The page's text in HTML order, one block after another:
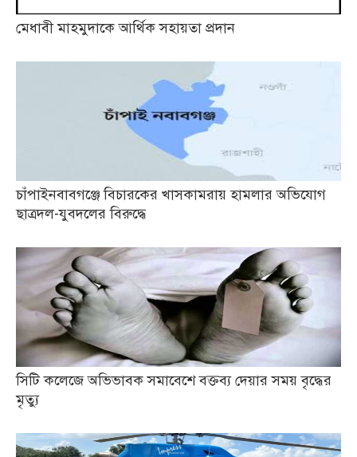
মেধাবী মাহমুদাকে আর্থিক সহায়তা প্রদান
চাঁপাইনবাবগঞ্জে বিচারকের খাসকামরায় হামলার অভিযোগ
ছাত্রদল-যুবদলের বিরুদ্ধে
সিটি কলেজে অভিভাবক সমাবেশে বক্তব্য দেয়ার সময় বৃদ্ধের
মৃত্যু